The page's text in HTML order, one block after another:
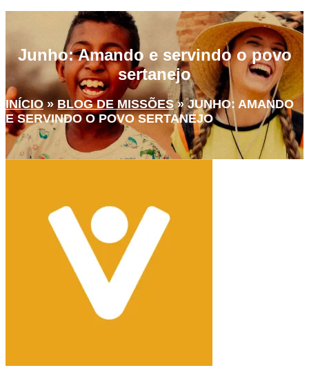
Junho: Amando e servindo o povo
sertanejo
INÍCIO»BLOG DE MISSÕES»JUNHO: AMANDO
E SERVINDO O POVO SERTANEJO